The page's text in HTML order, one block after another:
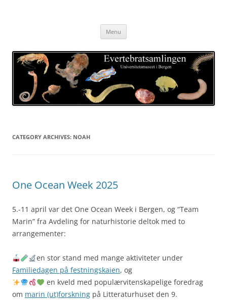
Menu
CATEGORY ARCHIVES: NOAH
One Ocean Week 2025
5.-11 april var det One Ocean Week i Bergen, og “Team
Marin” fra Avdeling for naturhistorie deltok med to
arrangementer:
en stor stand med mange aktiviteter under
Familiedagen på festningskaien, og
en kveld med populærvitenskapelige foredrag
om marin (ut)forskning på Litteraturhuset den 9.